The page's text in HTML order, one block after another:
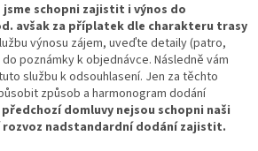
schopni zajistit i výnos do
avšak za příplatek dle charakteru trasy
výnosu zájem, uveďte detaily (patro,
poznámky k objednávce. Následně vám
službu k odsouhlasení. Jen za těchto
způsob a harmonogram dodání
předchozí domluvy nejsou schopni naši
nadstandardní dodání zajistit.